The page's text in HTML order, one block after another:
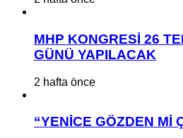
MHP KONGRESİ 26
GÜNÜ YAPILACAK
2 hafta önce
“YENİCE GÖZDEN Mİ